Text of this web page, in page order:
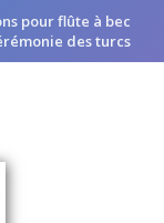
pour flûte à bec
des turcs